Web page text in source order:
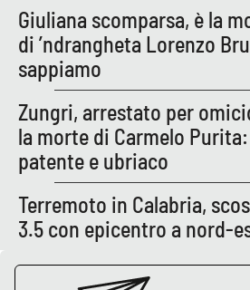
Laconair.it
Lacitymag.it
Lacapitalenews.it
Ilreggino.it
Cosenzachannel.it
Ilvibonese.it
Giuliana scomparsa, è la
di ’ndrangheta Lorenzo
sappiamo
Zungri, arrestato per
la morte di Carmelo
patente e ubriaco
Terremoto in Calabria,
3.5 con epicentro a nord-